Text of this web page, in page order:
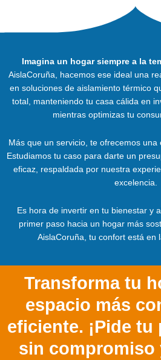
Imagina un hogar siempre a la
AislaCoruña, hacemos ese ideal una
en soluciones de aislamiento térmico
total, manteniendo tu casa cálida en
mientras optimizas tu
Más que un servicio, te ofrecemos
Estudiamos tu caso para darte un
eficaz, respaldada por nuestra
excelencia.
Es hora de invertir en tu bienestar y
primer paso hacia un hogar más
AislaCoruña, tu confort está en
Transforma tu
espacio más
eficiente. ¡Pide
sin compromiso